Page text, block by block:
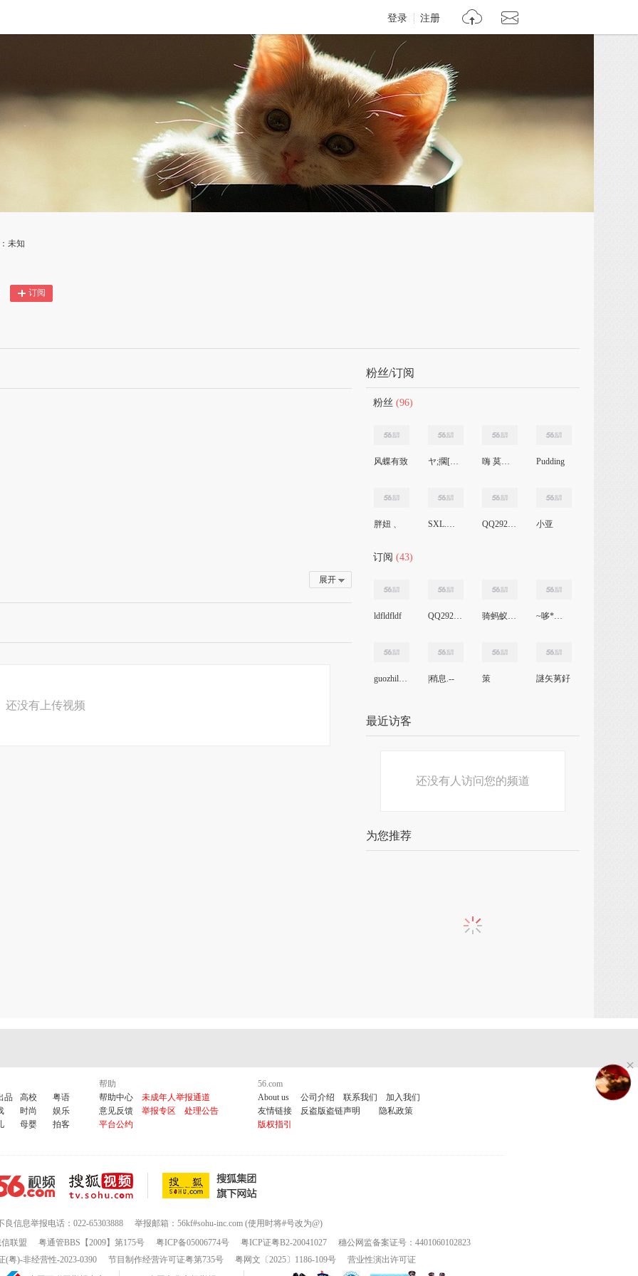
登录 注册
未知
订阅
展开
还没有上传视频
粉丝/订阅
粉丝 (96)
风蝶有致 ヤ;擱[淺灬 嗨 莫尛乖╮ Pudding
胖妞 、 SXL.少688 QQ29297333 小亚
订阅 (43)
ldfldfldf QQ29297333 骑蚂蚁 踩大象 ~哆*来咪~
guozhili135 |稍息.-- 策 謎矢莮釨
最近访客
还没有人访问您的频道
为您推荐
品 高校
粤语
时尚
娱乐
母婴 拍客
帮助
帮助中心
未成年人举报通道
意见反馈
举报专区
处理公告
平台公约
56.com
About us
公司介绍 联系我们
加入我们
友情链接
反盗版盗链声明
隐私政策
版权指引
良信息举报电话：022-65303888
举报邮箱：56kf#sohu-inc.com (使用时将#号改为@)
联盟 粤通管BBS【2009】第175号 粤ICP备05006774号 粤ICP证粤B2-20041027
穗公网监备案证号：4401060102823
(粤)-非经营性-2023-0390
节目制作经营许可证粤第735号 粤网文〔2025〕1186-109号
营业性演出许可证